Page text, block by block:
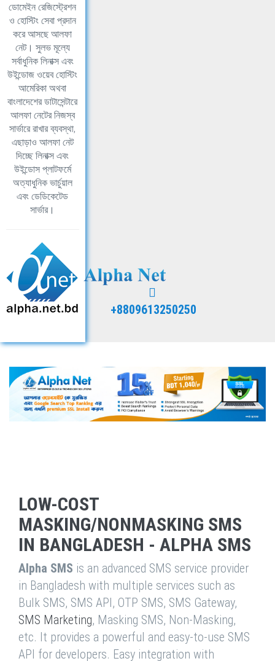
ডোমেইন রেজিস্ট্রেশন
ও হোস্টিং সেবা প্রদান
করে আসছে আলফা
নেট। সুলভ মূল্যে
সর্বাধুনিক লিনাক্স এবং
উইন্ডোজ ওয়েব হোস্টিং
আমেরিকা অথবা
বাংলাদেশের ডাটাসেন্টারে
আলফা নেটের নিজস্ব
সার্ভারে রাখার ব্যবস্থা,
এছাড়াও আলফা নেট
দিচ্ছে লিনাক্স এবং
উইন্ডোস প্লাটফর্মে
অত্যাধুনিক ভার্চুয়াল
এবং ডেডিকেটেড
সার্ভার।
+8809613250250
LOW-COST
MASKING/NONMASKING SMS
IN BANGLADESH - ALPHA SMS
Alpha SMS is an advanced SMS service provider
in Bangladesh with multiple services such as
Bulk SMS, SMS API, OTP SMS, SMS Gateway,
SMS Marketing, Masking SMS, Non-Masking,
etc. It provides a powerful and easy-to-use SMS
API for developers. Easy integration with